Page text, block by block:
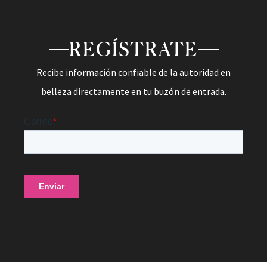
REGÍSTRATE
Recibe información confiable de la autoridad en
belleza directamente en tu buzón de entrada.